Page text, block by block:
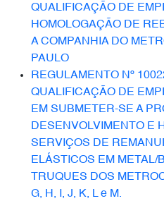
QUALIFICAÇÃO DE
HOMOLOGAÇÃO DE
A COMPANHIA DO
PAULO
REGULAMENTO Nº
QUALIFICAÇÃO DE
EM SUBMETER-SE A
DESENVOLVIMENTO E
SERVIÇOS DE
ELÁSTICOS EM METAL/
TRUQUES DOS
G, H, I, J, K, L e M.